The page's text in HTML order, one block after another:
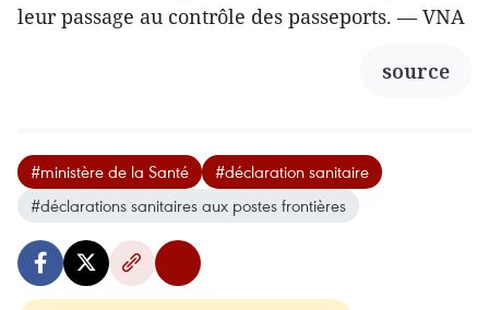
leur passage au contrôle des passeports. — VNA
source
#ministère de la Santé
#déclaration sanitaire
#déclarations sanitaires aux postes frontières